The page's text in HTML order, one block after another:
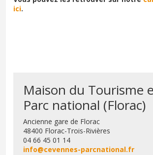
ici.
Maison du Tourisme
Parc national (Florac)
Ancienne gare de Florac
48400 Florac-Trois-Rivières
04 66 45 01 14
info@cevennes-parcnational.fr